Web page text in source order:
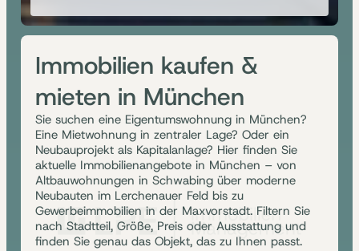
Immobilien kaufen &
mieten in München
Sie suchen eine Eigentumswohnung in München?
Eine Mietwohnung in zentraler Lage? Oder ein
Neubauprojekt als Kapitalanlage? Hier finden Sie
aktuelle Immobilienangebote in München – von
Altbauwohnungen in Schwabing über moderne
Neubauten im Lerchenauer Feld bis zu
Gewerbeimmobilien in der Maxvorstadt. Filtern Sie
nach Stadtteil, Größe, Preis oder Ausstattung und
finden Sie genau das Objekt, das zu Ihnen passt.